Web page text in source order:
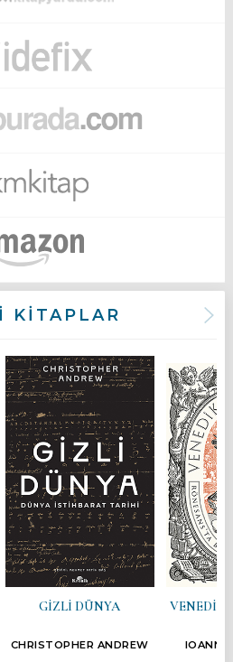
KİTAPLAR
GİZLİ DÜNYA
CHRISTOPHER ANDREW
VENEDİK
IOANNA